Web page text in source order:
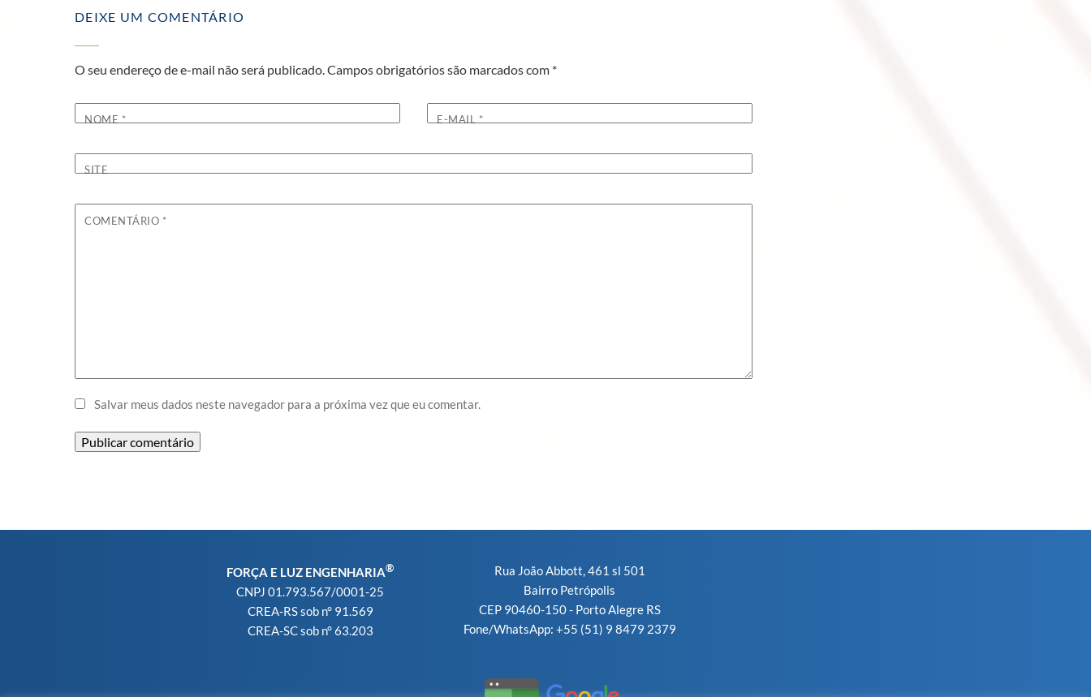
DEIXE UM COMENTÁRIO
O seu endereço de e-mail não será publicado. Campos obrigatórios são marcados com *
NOME * E-MAIL *
SITE
COMENTÁRIO *
Salvar meus dados neste navegador para a próxima vez que eu comentar.
FORÇA E LUZ ENGENHARIA®
CNPJ 01.793.567/0001-25
CREA-RS sob n° 91.569
CREA-SC sob n° 63.203
Rua João Abbott, 461 sl 501
Bairro Petrópolis
CEP 90460-150 - Porto Alegre RS
Fone/WhatsApp: +55 (51) 9 8479 2379